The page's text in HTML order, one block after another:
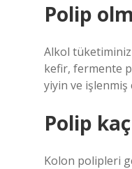
Polip
Alkol tüketiminizi
kefir, fermente
yiyin ve işlenmiş
Polip
Kolon polipleri